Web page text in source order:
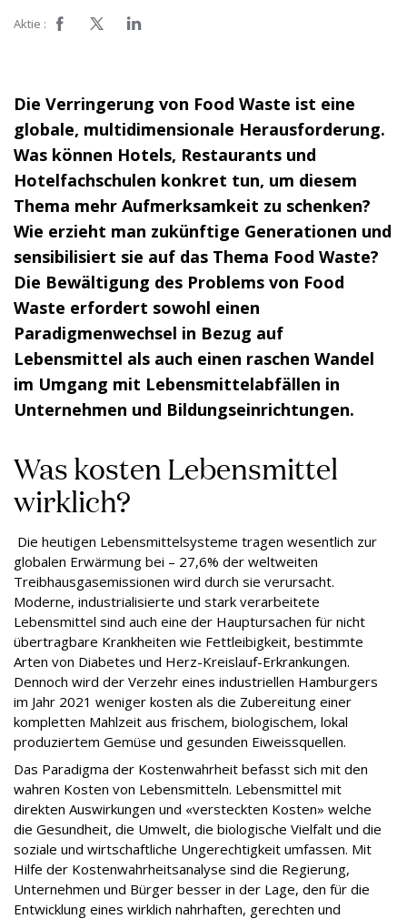
Aktie :
Die Verringerung von Food Waste ist eine
globale, multidimensionale Herausforderung.
Was können Hotels, Restaurants und
Hotelfachschulen konkret tun, um diesem
Thema mehr Aufmerksamkeit zu schenken?
Wie erzieht man zukünftige Generationen und
sensibilisiert sie auf das Thema Food Waste?
Die Bewältigung des Problems von Food
Waste erfordert sowohl einen
Paradigmenwechsel in Bezug auf
Lebensmittel als auch einen raschen Wandel
im Umgang mit Lebensmittelabfällen in
Unternehmen und Bildungseinrichtungen.
Was kosten Lebensmittel
wirklich?
Die heutigen Lebensmittelsysteme tragen wesentlich zur
globalen Erwärmung bei – 27,6% der weltweiten
Treibhausgasemissionen wird durch sie verursacht.
Moderne, industrialisierte und stark verarbeitete
Lebensmittel sind auch eine der Hauptursachen für nicht
übertragbare Krankheiten wie Fettleibigkeit, bestimmte
Arten von Diabetes und Herz-Kreislauf-Erkrankungen.
Dennoch wird der Verzehr eines industriellen Hamburgers
im Jahr 2021 weniger kosten als die Zubereitung einer
kompletten Mahlzeit aus frischem, biologischem, lokal
produziertem Gemüse und gesunden Eiweissquellen.
Das Paradigma der Kostenwahrheit befasst sich mit den
wahren Kosten von Lebensmitteln. Lebensmittel mit
direkten Auswirkungen und «versteckten Kosten» welche
die Gesundheit, die Umwelt, die biologische Vielfalt und die
soziale und wirtschaftliche Ungerechtigkeit umfassen. Mit
Hilfe der Kostenwahrheitsanalyse sind die Regierung,
Unternehmen und Bürger besser in der Lage, den für die
Entwicklung eines wirklich nahrhaften, gerechten und